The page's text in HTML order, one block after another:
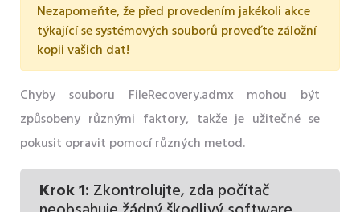
Nezapomeňte, že před provedením jakékoli akce
týkající se systémových souborů proveďte záložní
kopii vašich dat!
Chyby souboru FileRecovery.admx mohou být
způsobeny různými faktory, takže je užitečné se
pokusit opravit pomocí různých metod.
Krok 1: Zkontrolujte, zda počítač